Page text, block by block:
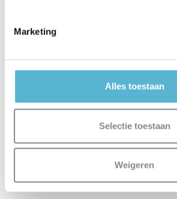
Marketing
Alles toestaan
Selectie toestaan
Weigeren
Based on 0 reviews
Er zijn nog geen reviews geschreven over